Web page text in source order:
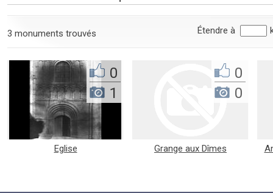
Étendre à
3 monuments trouvés
Eglise
0
1
Grange aux Dîmes
0
0